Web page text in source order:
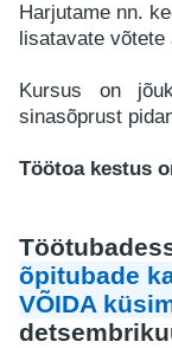
Harjutame nn.
lisatavate
Kursus on
sinasõprust
Töötoa kestus
õpitubade
VÕIDA